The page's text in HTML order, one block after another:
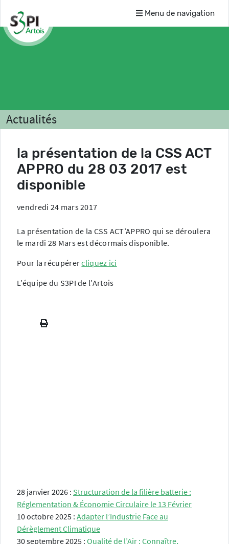
Menu de navigation
Actualités
la présentation de la CSS ACT
APPRO du 28 03 2017 est
disponible
vendredi 24 mars 2017
La présentation de la CSS ACT’APPRO qui se déroulera
le mardi 28 Mars est décormais disponible.
Pour la récupérercliquez ici
L’équipe du S3PI de l’Artois
28 janvier 2026 : Structuration de la filière batterie :
Réglementation & Économie Circulaire le 13 Février
10 octobre 2025 : Adapter l’Industrie Face au
Dérèglement Climatique
30 septembre 2025 : Qualité de l’Air : Connaître,